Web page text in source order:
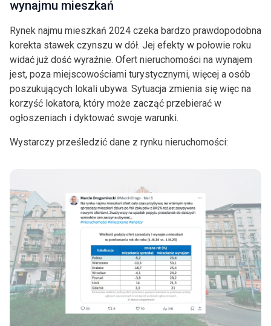
wynajmu mieszkań
Rynek najmu mieszkań 2024 czeka bardzo prawdopodobna
korekta stawek czynszu w dół. Jej efekty w połowie roku
widać już dość wyraźnie. Ofert nieruchomości na wynajem
jest, poza miejscowościami turystycznymi, więcej a osób
poszukujących lokali ubywa. Sytuacja zmienia się więc na
korzyść lokatora, który może zacząć przebierać w
ogłoszeniach i dyktować swoje warunki.
Wystarczy prześledzić dane z rynku nieruchomości: